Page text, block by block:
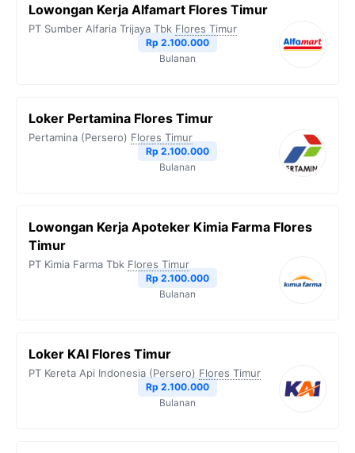
Lowongan Kerja Alfamart Flores Timur
PT Sumber Alfaria Trijaya Tbk Flores Timur
Rp 2.100.000
Bulanan
Loker Pertamina Flores Timur
Pertamina (Persero) Flores Timur
Rp 2.100.000
Bulanan
Lowongan Kerja Apoteker Kimia Farma Flores
Timur
PT Kimia Farma Tbk Flores Timur
Rp 2.100.000
Bulanan
Loker KAI Flores Timur
PT Kereta Api Indonesia (Persero) Flores Timur
Rp 2.100.000
Bulanan